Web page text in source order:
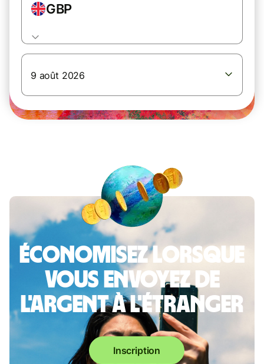
GBP
9 août 2026
Économisez lorsque
vous envoyez de
l'argent à l'étranger
Inscription